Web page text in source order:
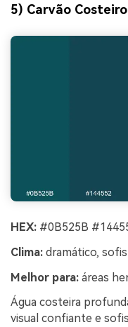
5) Carvão Costeiro
HEX: #0B525B
Clima: dramático,
Melhor para: áreas
Água costeira
visual confiante e